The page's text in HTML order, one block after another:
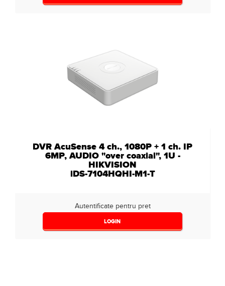
DVR AcuSense 4 ch., 1080P + 1 ch. IP
6MP, AUDIO "over coaxial", 1U -
HIKVISION
iDS-7104HQHI-M1-T
Autentificate pentru pret
LOGIN